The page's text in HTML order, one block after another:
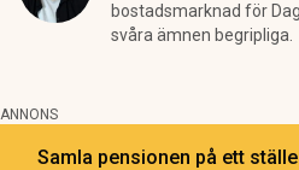
bostadsmarknad för
svåra ämnen begripliga.
ANNONS
Samla pensionen på ett